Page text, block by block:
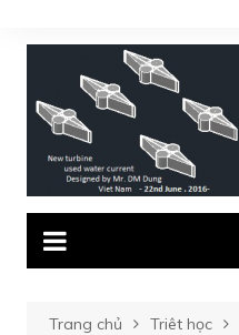
đến
Trang chủ Triêt học